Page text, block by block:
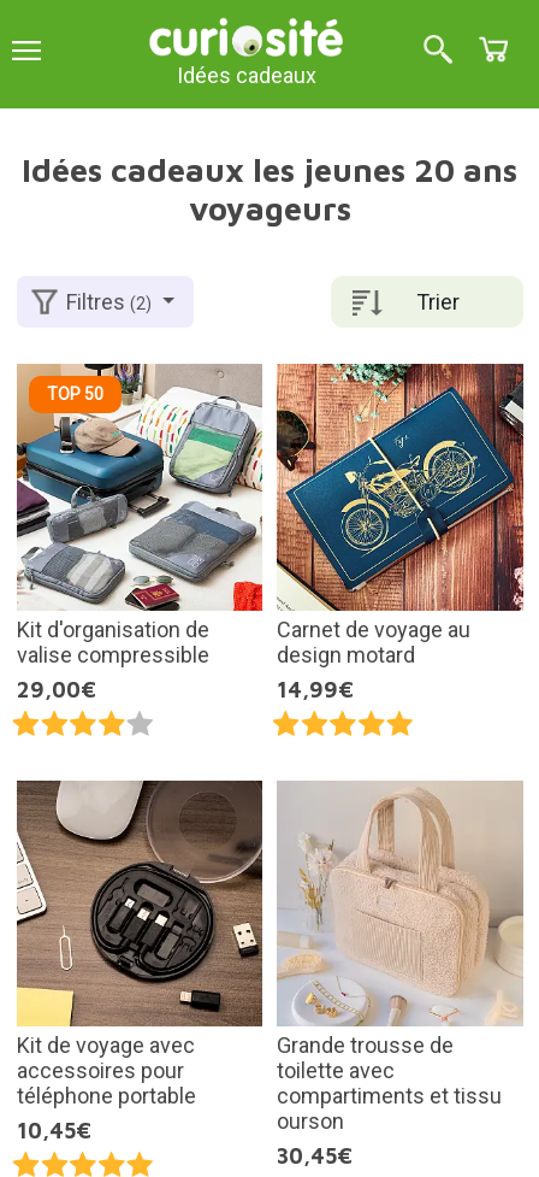
Idées cadeaux
Idées cadeaux les jeunes 20 ans
voyageurs
Trier
Filtres(2)
TOP 50
Kit d'organisation de
valise compressible
29,00€
Carnet de voyage au
design motard
14,99€
Kit de voyage avec
accessoires pour
téléphone portable
10,45€
Grande trousse de
toilette avec
compartiments et tissu
ourson
30,45€